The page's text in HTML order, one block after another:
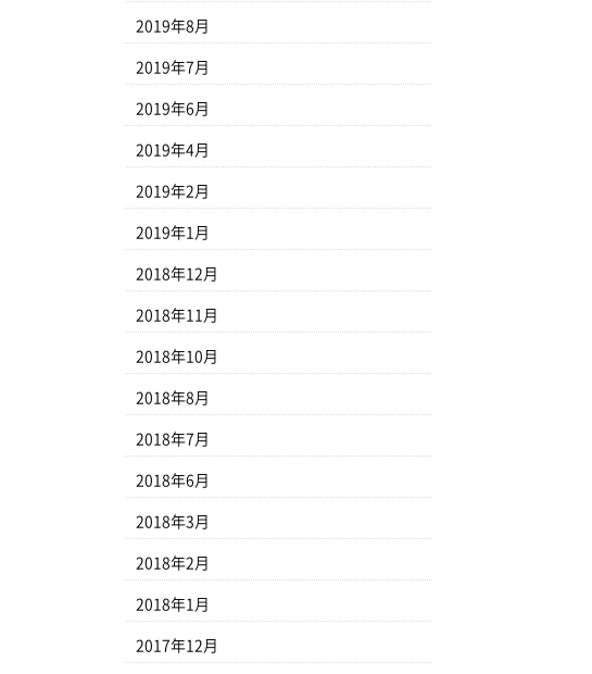
2019年8月
2019年7月
2019年6月
2019年4月
2019年2月
2019年1月
2018年12月
2018年11月
2018年10月
2018年8月
2018年7月
2018年6月
2018年3月
2018年2月
2018年1月
2017年12月